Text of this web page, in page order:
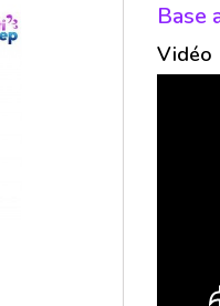
Base
Vidéo